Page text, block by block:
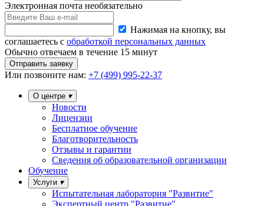
Электронная почта необязательно
Нажимая на кнопку, вы
соглашаетесь с обработкой персональных данных
Обычно отвечаем в течение 15 минут
Отправить заявку
Или позвоните нам: +7 (499) 995-22-37
О центре
Новости
Лицензии
Бесплатное обучение
Благотворительность
Отзывы и гарантии
Сведения об образовательной организации
Обучение
Услуги
Испытательная лаборатория "Развитие"
Экспертный центр "Развитие"